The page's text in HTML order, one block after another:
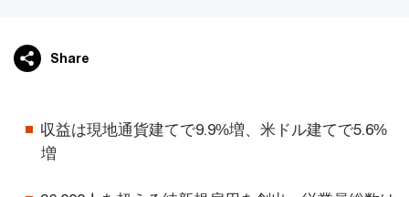
Share
収益は現地通貨建てで9.9%増、米ドル建てで5.6%
増